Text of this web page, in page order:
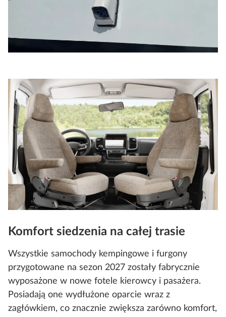
Komfort siedzenia na całej trasie
Wszystkie samochody kempingowe i furgony
przygotowane na sezon 2027 zostały fabrycznie
wyposażone w nowe fotele kierowcy i pasażera.
Posiadają one wydłużone oparcie wraz z
zagłówkiem, co znacznie zwiększa zarówno komfort,